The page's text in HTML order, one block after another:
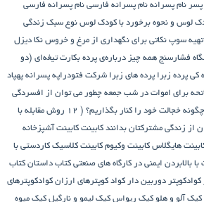
پسر نام پسرانه نام پسرانه فارسی نام پسرانه فارسی
لوس و نحوه برخورد با کودک لوس نوع سبک زندگی
تهیه سوپ نکاتی برای نگهداری از مرغ و خروس نکا دیزل
فشارسنج همه چیز درباره‌ی پرده بکارت تیغه‌ای (دو
کی پرده زبرا پرده های زبرا شرکت فتودراپه پسرانه پهپاد
برای اموات در شب جمعه چطور می توان از افسردگی
چگونه خجالت خود را کنار بگذاریم؟ ( 12 روش مقابله با
از زندگی مشترکتان بدانند کابینت کابینت آشپزخانه
هایگلاس کابینت وکیوم کابینت کلاسیک کاردستی با
بالابردن ایمنی در کارگاه های صنعتی کتاب داستان کتاب
کوادکوپتر دوربین دار کواد کوپترهای ارزان کوادکوپترهای
کیک آلو و هلو کیک ریواس کیک لیمو و نارگیل کیک میوه